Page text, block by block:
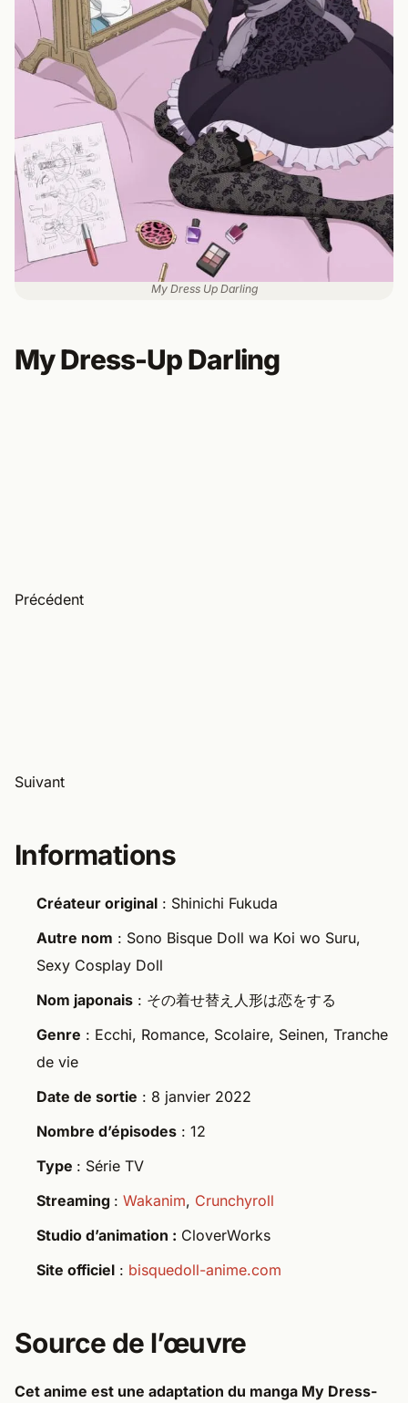
My Dress Up Darling
My Dress-Up Darling
Précédent
Suivant
Informations
Créateur original : Shinichi Fukuda
Autre nom : Sono Bisque Doll wa Koi wo Suru,
Sexy Cosplay Doll
Nom japonais : その着せ替え人形は恋をする
Genre : Ecchi, Romance, Scolaire, Seinen, Tranche
de vie
Date de sortie : 8 janvier 2022
Nombre d’épisodes : 12
Type : Série TV
Streaming : Wakanim, Crunchyroll
Studio d’animation : CloverWorks
Site officiel : bisquedoll-anime.com
Source de l’œuvre
Cet anime est une adaptation du manga My Dress-